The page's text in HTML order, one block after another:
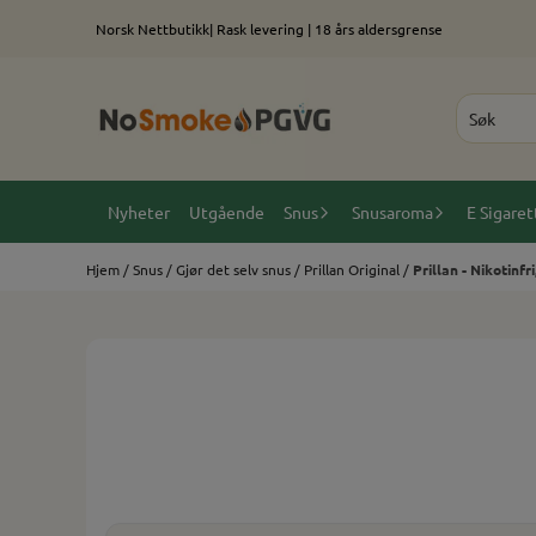
Hopp til innholdNorsk Nettbutikk| Rask levering | 18 års aldersgrense
Nyheter Utgående Snus Snusaroma E
Hjem /Snus /Gjør det selv snus / Prillan Original / Prillan -